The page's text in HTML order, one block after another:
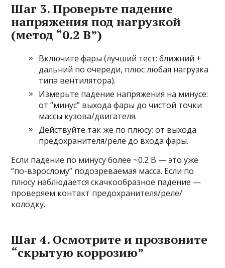
Шаг 3. Проверьте падение
напряжения под нагрузкой
(метод “0.2 В”)
Включите фары (лучший тест: ближний +
дальний по очереди, плюс любая нагрузка
типа вентилятора).
Измерьте падение напряжения на минусе:
от “минус” выхода фары до чистой точки
массы кузова/двигателя.
Действуйте так же по плюсу: от выхода
предохранителя/реле до входа фары.
Если падение по минусу более ~0.2 В — это уже
“по-взрослому” подозреваемая масса. Если по
плюсу наблюдается скачкообразное падение —
проверяем контакт предохранителя/реле/
колодку.
Шаг 4. Осмотрите и прозвоните
“скрытую коррозию”